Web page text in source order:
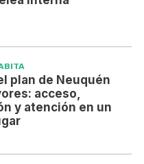
plan de Neuquén
acceso,
y atención en un